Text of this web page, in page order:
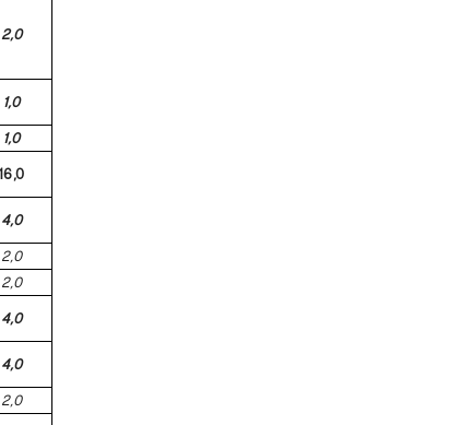
2,0
1,0
1,0
16,0
4,0
2,0
2,0
4,0
4,0
2,0